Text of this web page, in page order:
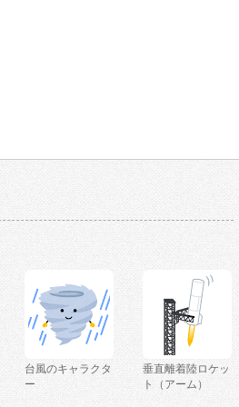
台風のキャラクタ
ー
垂直離着陸ロケッ
ト（アーム）